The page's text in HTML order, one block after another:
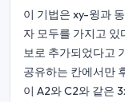
이 기법은 xy-윙과
자 모두를 가지고 있
보로 추가되었다고
공유하는 칸에서만
이 A2와 C2와 같은